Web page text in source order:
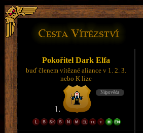
Pokořitel Dark Elfa
buď členem vítězné aliance v 1. 2. 3.
nebo K lize